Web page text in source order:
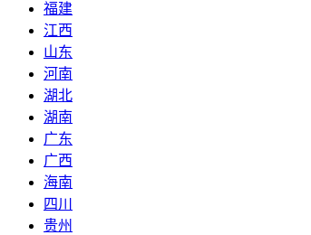
福建
江西
山东
河南
湖北
湖南
广东
广西
海南
四川
贵州